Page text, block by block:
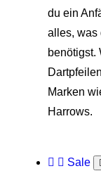
du ein
alles, was
benötigst.
Marken
Harrows.
Sale